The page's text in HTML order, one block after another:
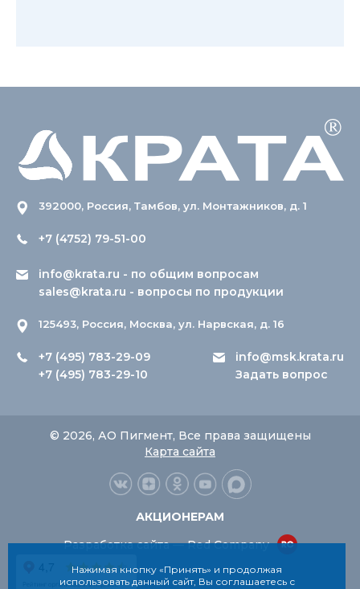
392000, Россия, Тамбов, ул. Монтажников, д. 1
+7 (4752) 79-51-00
info@krata.ru - по общим вопросам
sales@krata.ru - вопросы по продукции
125493, Россия, Москва, ул. Нарвская, д. 16
+7 (495) 783-29-09
+7 (495) 783-29-10
info@msk.krata.ru
Задать вопрос
© 2026, АО Пигмент, Все права защищены
Карта сайта
АКЦИОНЕРАМ
Разработка сайта — Red Company
Нажимая кнопку «Принять» и продолжая
использовать данный сайт, Вы соглашаетесь с